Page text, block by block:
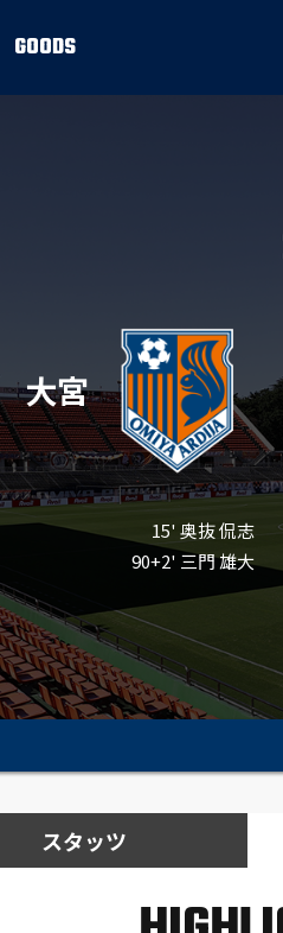
GOODS
大宮
15' 奥抜 侃志
90+2' 三門 雄大
スタッツ